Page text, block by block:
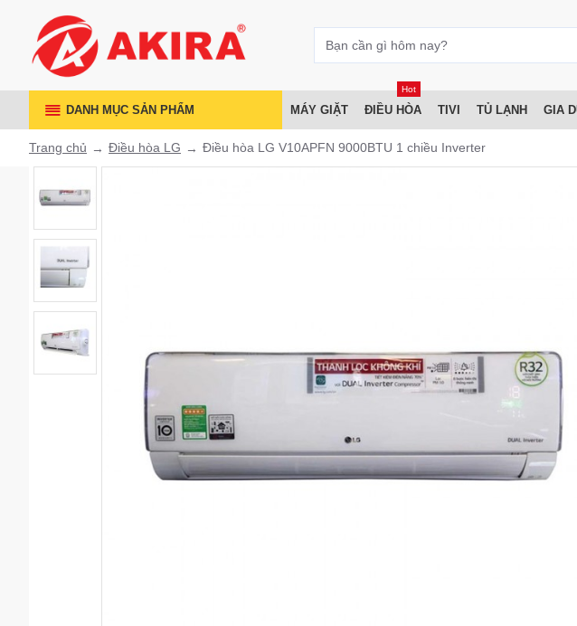
DANH MỤC SẢN PHẨM MÁY GIẶT ĐIỀU HÒA
Hot
TIVI TỦ LẠNH GIA
Trang chủ Điều hòa LG Điều hòa LG V10APFN 9000BTU 1 chiều Inverter